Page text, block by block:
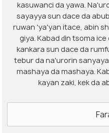
kasuwanci da yawa.
sayayya sun dace da
ruwan 'ya'yan itace, abin
giya. Kabad ɗin tsoma
kankara sun dace da
tebur da na'urorin
mashaya da mashaya.
kayan zaki, kek da